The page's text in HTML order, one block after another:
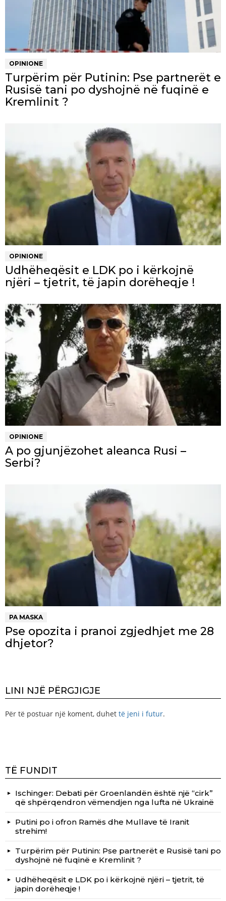
OPINIONE
Turpërim për Putinin: Pse partnerët e
Rusisë tani po dyshojnë në fuqinë e
Kremlinit ?
OPINIONE
Udhëheqësit e LDK po i kërkojnë
njëri – tjetrit, të japin dorëheqje !
OPINIONE
A po gjunjëzohet aleanca Rusi –
Serbi?
PA MASKA
Pse opozita i pranoi zgjedhjet me 28
dhjetor?
LINI NJË PËRGJIGJE
Për të postuar një koment, duhet të jeni i futur.
TË FUNDIT
Ischinger: Debati për Groenlandën është një “cirk”
që shpërqendron vëmendjen nga lufta në Ukrainë
Putini po i ofron Ramës dhe Mullave të Iranit
strehim!
Turpërim për Putinin: Pse partnerët e Rusisë tani po
dyshojnë në fuqinë e Kremlinit ?
Udhëheqësit e LDK po i kërkojnë njëri – tjetrit, të
japin dorëheqje !